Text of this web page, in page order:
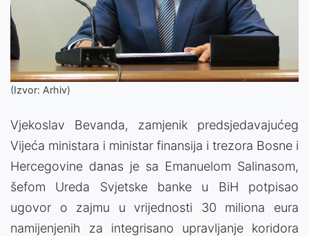
(Izvor: Arhiv)
Vjekoslav Bevanda, zamjenik predsjedavajućeg
Vijeća ministara i ministar finansija i trezora Bosne i
Hercegovine danas je sa Emanuelom Salinasom,
šefom Ureda Svjetske banke u BiH potpisao
ugovor o zajmu u vrijednosti 30 miliona eura
namijenjenih za integrisano upravljanje koridora